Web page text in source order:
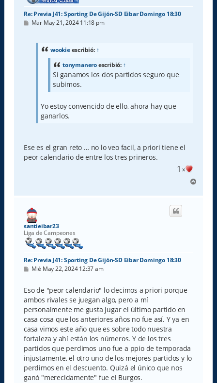
Re: Previa J41: Sporting De Gijón-SD Eibar Domingo 18:30
M
Mar May 21, 2024 11:18 pm
wookieescribió: ↑
tonymaneroescribió: ↑
Si ganamos los dos partidos seguro que
subimos.
Yo estoy convencido de ello, ahora hay que
ganarlos.
Ese es el gran reto … no lo veo facil, a priori tiene el
peor calendario de entre los tres prineros.
1 x
r
santieibar23
Liga de Campeones
Re: Previa J41: Sporting De Gijón-SD Eibar Domingo 18:30
M
s
a
j
e
Mié May 22, 2024 12:37 am
Eso de "peor calendario" lo decimos a priori porque
ambos rivales se juegan algo, pero a mí
personalmente me gusta jugar el último partido en
casa cosa que los anteriores años no fue así. Y ya en
casa vimos este año que es sobre todo nuestra
fortaleza y ahí están los números. Y de los tres
partidos que perdimos uno fue a ppio de temporada
injustamente, el otro uno de los mejores partidos y lo
perdimos en el descuento. Quizá el único que nos
ganó "merecidamente" fue el Burgos.